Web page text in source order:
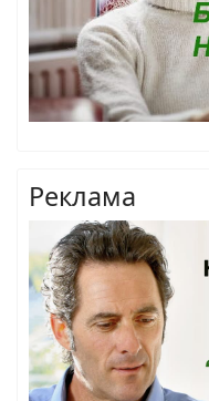
Реклама